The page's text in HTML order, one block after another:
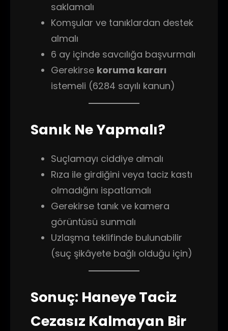
saklamalı
Komşular ve tanıklardan destek
almalı
6 ay içinde savcılığa başvurmalı
Gerekirse koruma kararı
istemeli (6284 sayılı kanun)
Sanık Ne Yapmalı?
Suçlamayı ciddiye almalı
Rıza ile girdiğini veya taciz kastı
olmadığını ispatlamalı
Gerekirse tanık ve kamera
görüntüsü sunmalı
Uzlaşma teklifinde bulunabilir
(suç şikâyete bağlı olduğu için)
Sonuç: Haneye Taciz
Cezasız Kalmayan Bir